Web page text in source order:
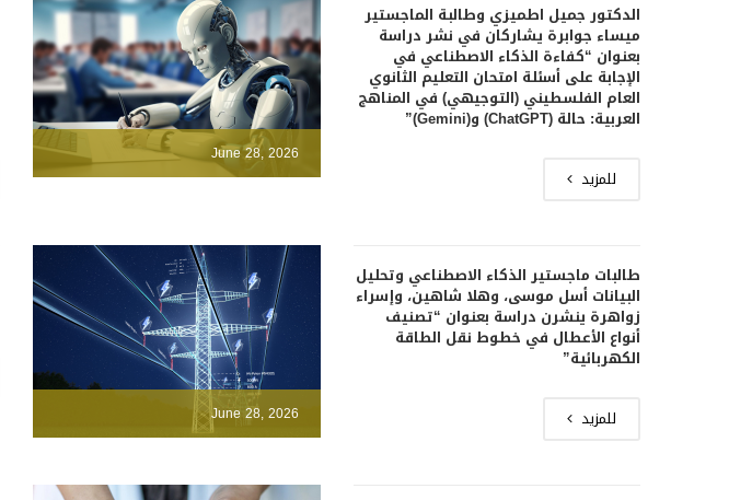
June 28, 2026
الدكتور جميل اطميزي وطالبة الماجستير
ميساء جوابرة يشاركان في نشر دراسة
بعنوان “كفاءة الذكاء الاصطناعي في
الإجابة على أسئلة امتحان التعليم الثانوي
العام الفلسطيني (التوجيهي) في المناهج
العربية: حالة (ChatGPT) و(Gemini)”
للمزيد
June 28, 2026
طالبات ماجستير الذكاء الاصطناعي وتحليل
البيانات أسل موسى، وهلا شاهين، وإسراء
زواهرة ينشرن دراسة بعنوان “تصنيف
أنواع الأعطال في خطوط نقل الطاقة
الكهربائية”
للمزيد